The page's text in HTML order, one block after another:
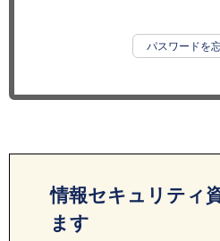
パスワードを
情報セキュリティ
ます